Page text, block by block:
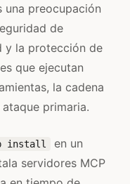
una preocupación
de
y la protección de
que ejecutan
la cadena
primaria.
install
en un
servidores MCP